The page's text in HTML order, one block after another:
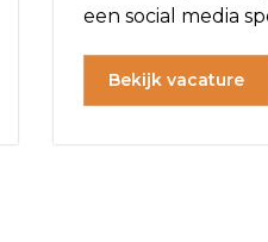
een social media
Bekijk vacature